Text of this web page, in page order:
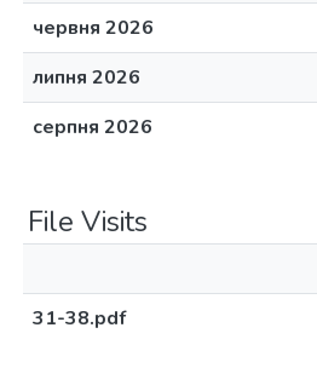
червня 2026
липня 2026
серпня 2026
File Visits
31-38.pdf